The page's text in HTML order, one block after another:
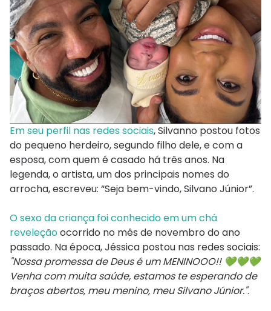
Em seu perfil nas redes sociais, Silvanno postou fotos
do pequeno herdeiro, segundo filho dele, e com a
esposa, com quem é casado há três anos. Na
legenda, o artista, um dos principais nomes do
arrocha, escreveu: “Seja bem-vindo, Silvano Júnior”.
O sexo da criança foi conhecido em um chá
reveleçãoocorrido no mês de novembro do ano
passado. Na época, Jéssica postou nas redes sociais:
"Nossa promessa de Deus é um MENINOOO!! 💚💚💚
Venha com muita saúde, estamos te esperando de
braços abertos, meu menino, meu Silvano Júnior.".